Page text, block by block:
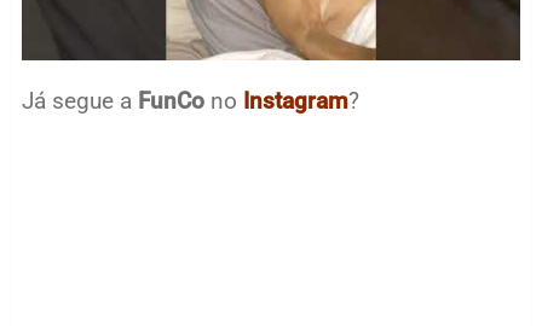
Já segue a FunCono Instagram?